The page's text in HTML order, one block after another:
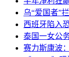
乌“爱国者”
西班牙陷入
泰国一女公
赛力斯康波